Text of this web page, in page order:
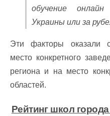
обучение
Украины или за
Эти факторы оказали
место конкретного
региона и на место
областей.
Рейтинг школ